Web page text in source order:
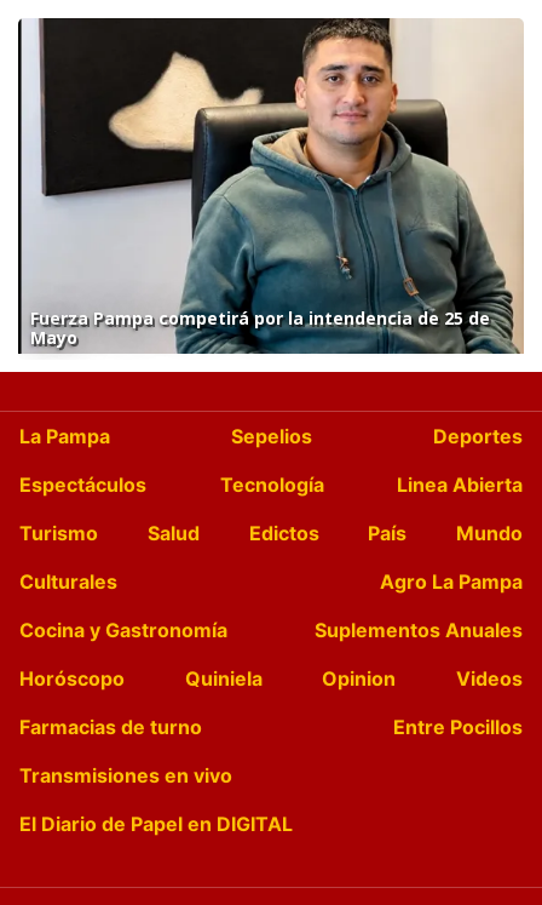
Fuerza Pampa competirá por la intendencia de 25 de
Mayo
La Pampa Sepelios
Deportes
Espectáculos
Tecnología
Linea Abierta
Turismo
Salud Edictos País
Mundo
Culturales
Agro La Pampa
Cocina y Gastronomía
Suplementos Anuales
Horóscopo
Quiniela Opinion
Videos
Farmacias de turno
Entre Pocillos
Transmisiones en vivo
El Diario de Papel en DIGITAL